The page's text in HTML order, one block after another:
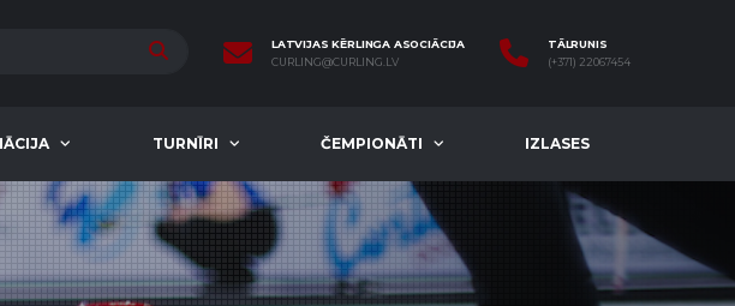
LATVIJAS KĒRLINGA ASOCIĀCIJA
CURLING@CURLING.LV
TĀLRUNIS
(+371) 22067454
TURNĪRI ČEMPIONĀTI IZLASES